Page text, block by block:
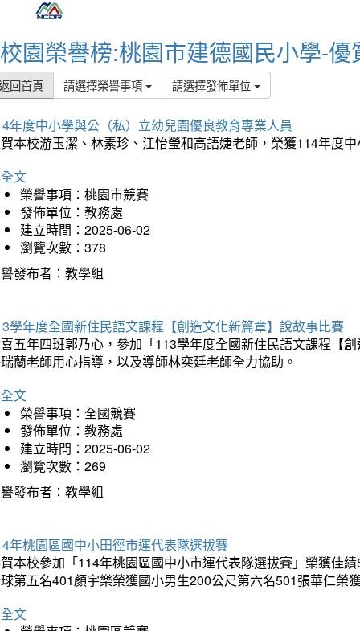
校園榮譽榜:桃園市建德國民小學-優
回首頁 請選擇榮譽事項 請選擇發佈單位
年度中小學與公（私）立幼兒園優良教育專業人員
本校游玉潔、林素珍、江怡瑩和高語婕老師，榮獲114年度
文
榮譽事項：桃園市競賽
發佈單位：教務處
建立時間：2025-06-02
瀏覽次數：378
發布者：教學組
學年度全國新住民語文課程【創造文化新篇章】說故事比賽
五年四班郭乃心，參加「113學年度全國新住民語文課程【
蘭老師用心指導，以及導師林奕廷老師全力協助。
文
榮譽事項：全國競賽
發佈單位：教務處
建立時間：2025-06-02
瀏覽次數：269
發布者：教學組
年桃園區國中小田徑市運代表隊選拔賽
本校參加「114年桃園區國中小市運代表隊選拔賽」榮獲佳
第五名401顏宇樂榮獲國小男生200公尺第六名501張華仁
文